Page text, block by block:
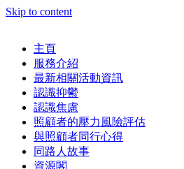
Skip to content
主頁
服務介紹
最新相關活動資訊
認識抑鬱
認識焦慮
照顧者的壓力風險評估
與照顧者同行心得
同路人故事
資源閣